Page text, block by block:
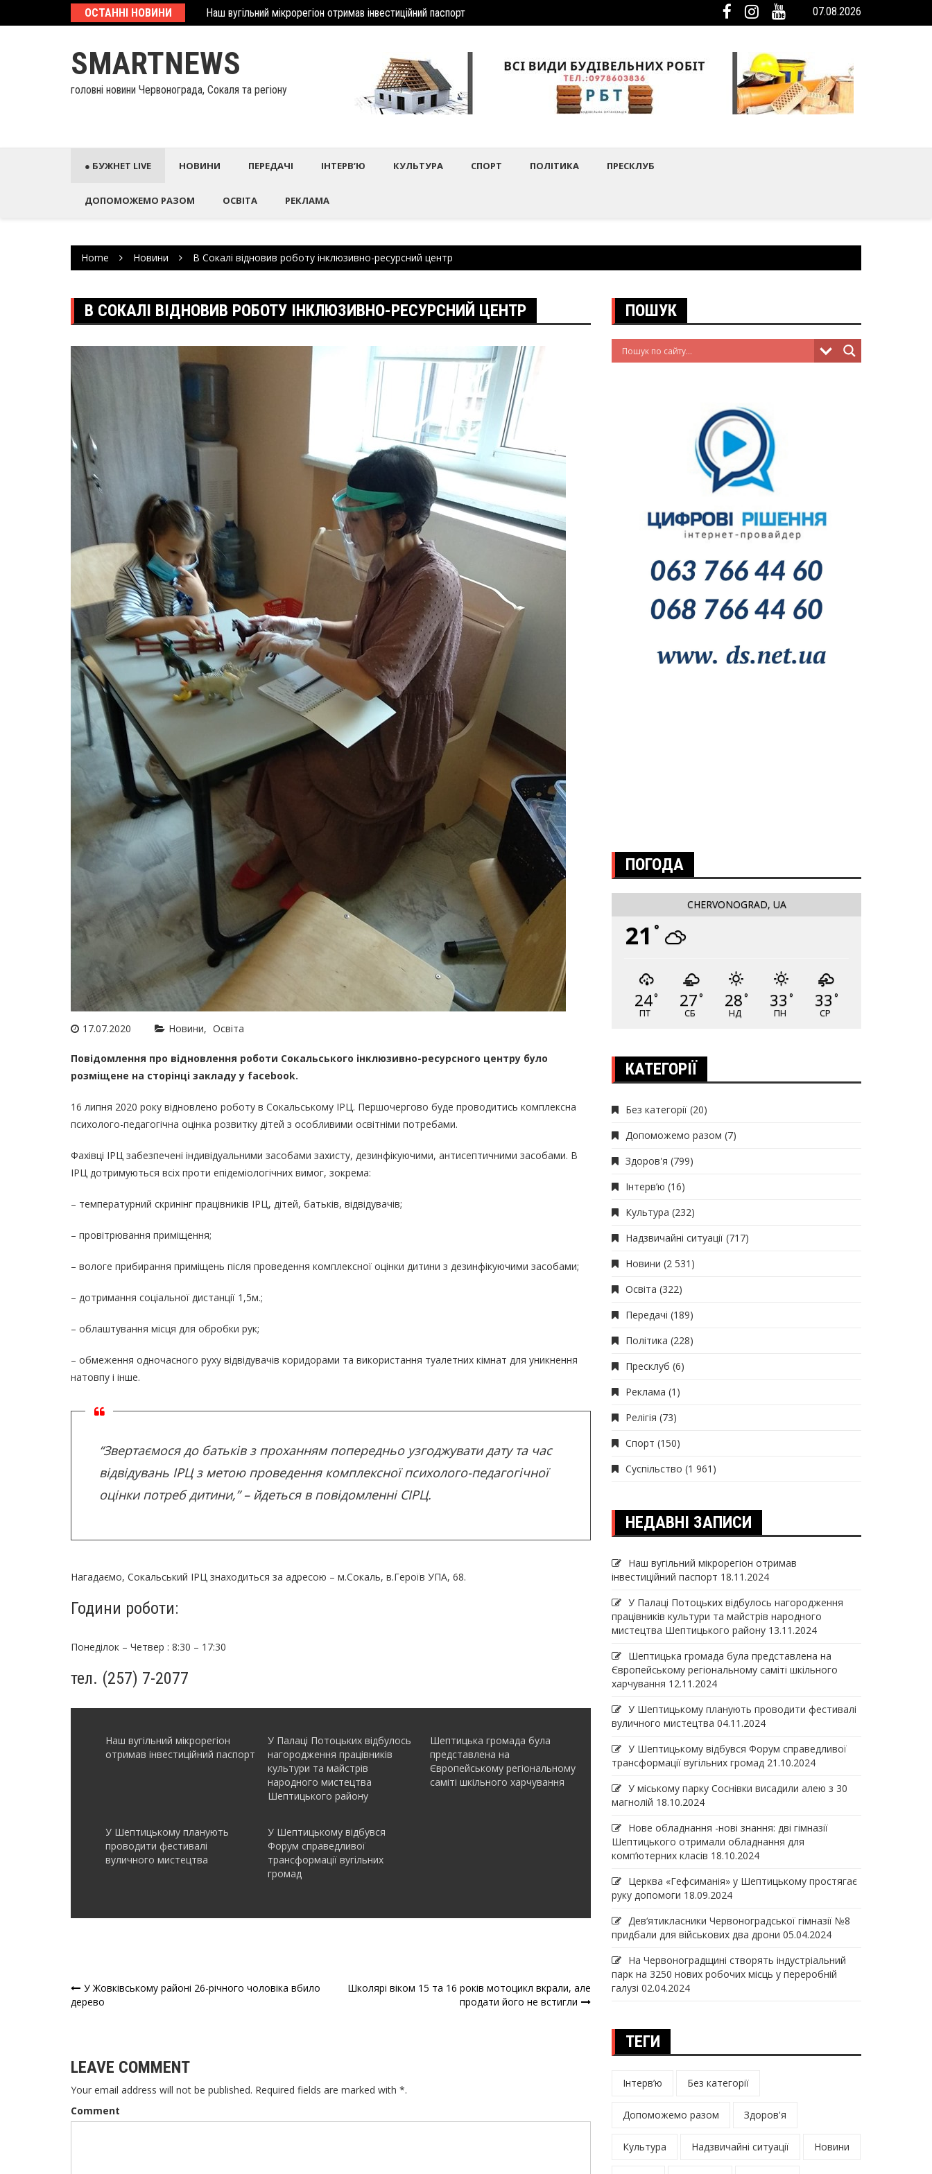
ОСТАННІ НОВИНИ
У Палаці Потоцьких відбулось нагородження працівників культури та майстрів народного мистецтва Шептицького районуШептицька громада була представлена на Європейському регіональному
07.08.2026
SMARTNEWS
головні новини Червонограда, Сокаля та регіону
● БУЖНЕТ LIVE НОВИНИ ПЕРЕДАЧІ ІНТЕРВ’Ю КУЛЬТУРА СПОРТ ПОЛІТИКА ПРЕСКЛУБ
ДОПОМОЖЕМО РАЗОМ ОСВІТА РЕКЛАМА
Home Новини В Сокалі відновив роботу інклюзивно-ресурсний центр
В СОКАЛІ ВІДНОВИВ РОБОТУ ІНКЛЮЗИВНО-РЕСУРСНИЙ ЦЕНТР
17.07.2020 Новини Освіта
Повідомлення про відновлення роботи Сокальського інклюзивно-ресурсного центру було
розміщене на сторінці закладу у facebook.
16 липня 2020 року відновлено роботу в Сокальському ІРЦ. Першочергово буде проводитись комплексна
психолого-педагогічна оцінка розвитку дітей з особливими освітніми потребами.
Фахівці ІРЦ забезпечені індивідуальними засобами захисту, дезинфікуючими, антисептичними засобами. В
ІРЦ дотримуються всіх проти епідеміологічних вимог, зокрема:
– температурний скринінг працівників ІРЦ, дітей, батьків, відвідувачів;
– провітрювання приміщення;
– вологе прибирання приміщень після проведення комплексної оцінки дитини з дезинфікуючими засобами;
– дотримання соціальної дистанції 1,5м.;
– облаштування місця для обробки рук;
– обмеження одночасного руху відвідувачів коридорами та використання туалетних кімнат для уникнення
натовпу і інше.
“Звертаємося до батьків з проханням попередньо узгоджувати дату та час
відвідувань ІРЦ з метою проведення комплексної психолого-педагогічної
оцінки потреб дитини,” – йдеться в повідомленні СІРЦ.
Нагадаємо, Сокальський ІРЦ знаходиться за адресою – м.Сокаль, в.Героїв УПА, 68.
Години роботи:
Понеділок – Четвер : 8:30 – 17:30
тел. (257) 7-2077
Наш вугільний мікрорегіон
отримав інвеcтиційний паспорт
У Палаці Потоцьких відбулось
нагородження працівників
культури та майстрів
народного мистецтва
Шептицького району
Шептицька громада була
представлена на
Європейському регіональному
саміті шкільного харчування
У Шептицькому планують
проводити фестивалі
вуличного мистецтва
У Шептицькому відбувся
Форум справедливої
трансформації вугільних
громад
Навігація
У Жовківському районі 26-річного чоловіка вбило
дерево
Школярі віком 15 та 16 років мотоцикл вкрали, але
продати його не встигли
LEAVE COMMENT
Your email address will not be published. Required fields are marked with *.
Comment
ПОШУК
ПОГОДА
CHERVONOGRAD, UA
21 °
24°
ПТ
27°
СБ
28°
НД
33 °
ПН
33 °
СР
КАТЕГОРІЇ
Без категорії (20)
Допоможемо разом (7)
Здоров'я (799)
Інтерв’ю (16)
Культура (232)
Надзвичайні ситуації (717)
Новини (2 531)
Освіта (322)
Передачі (189)
Політика (228)
Пресклуб (6)
Реклама (1)
Релігія (73)
Спорт (150)
Суспільство (1 961)
НЕДАВНІ ЗАПИСИ
Наш вугільний мікрорегіон отримав
інвеcтиційний паспорт 18.11.2024
У Палаці Потоцьких відбулось нагородження
працівників культури та майстрів народного
мистецтва Шептицького району 13.11.2024
Шептицька громада була представлена на
Європейському регіональному саміті шкільного
харчування 12.11.2024
У Шептицькому планують проводити фестивалі
вуличного мистецтва 04.11.2024
У Шептицькому відбувся Форум справедливої
трансформації вугільних громад 21.10.2024
У міському парку Соснівки висадили алею з 30
магнолій 18.10.2024
Нове обладнання -нові знання: дві гімназії
Шептицького отримали обладнання для
комп’ютерних класів 18.10.2024
Церква «Гефсиманія» у Шептицькому простягає
руку допомоги 18.09.2024
Дев‘ятикласники Червоноградської гімназії №8
придбали для військових два дрони 05.04.2024
На Червоноградщині створять індустріальний
парк на 3250 нових робочих місць у переробній
галузі 02.04.2024
ТЕГИ
Інтерв’ю Без категорії
Допоможемо разом Здоров'я
Культура Надзвичайні ситуації Новини